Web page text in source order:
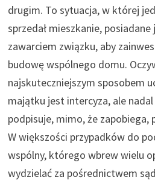
drugim. To sytuacja, w której
sprzedał mieszkanie, posiadane
zawarciem związku, aby
budowę wspólnego domu.
najskuteczniejszym sposobem
majątku jest intercyza, ale
podpisuje, mimo, że zapobiega,
W większości przypadków do
wspólny, którego wbrew wielu
wydzielać za pośrednictwem